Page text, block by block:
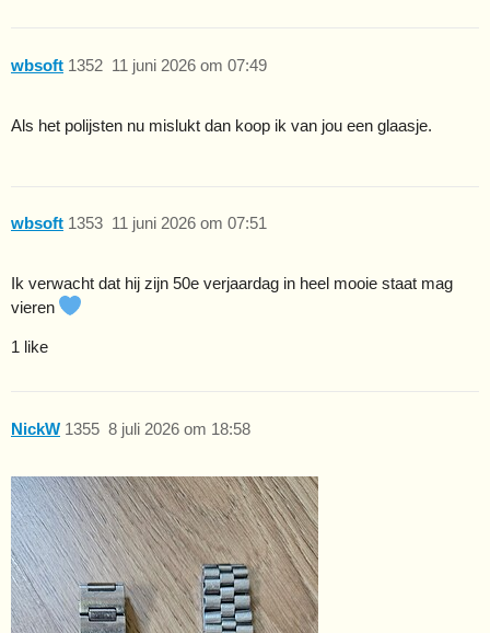
wbsoft 11 juni 2026 om 07:49
1352
Als het polijsten nu mislukt dan koop ik van jou een glaasje.
wbsoft 11 juni 2026 om 07:51
1353
Ik verwacht dat hij zijn 50e verjaardag in heel mooie staat mag
vieren
1 like
NickW 8 juli 2026 om 18:58
1355